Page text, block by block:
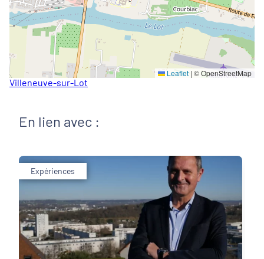
Leaflet | © OpenStreetMap
Villeneuve-sur-Lot
En lien avec :
Expériences